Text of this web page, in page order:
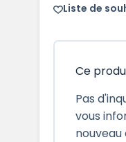
Liste de
Ce
Pas
vous
nouveau